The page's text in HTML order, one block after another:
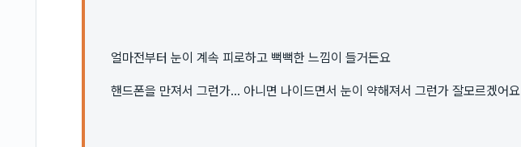
얼마전부터 눈이 계속 피로하고 뻑뻑한 느낌이 들거든요
핸드폰을 만져서 그런가... 아니면 나이드면서 눈이 약해져서 그런가 잘모르겠어요